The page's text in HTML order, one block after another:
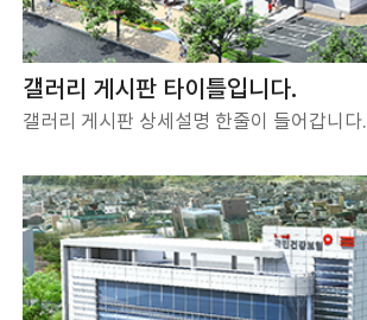
갤러리 게시판 타이틀입니다.
갤러리 게시판 상세설명 한줄이 들어갑니다.